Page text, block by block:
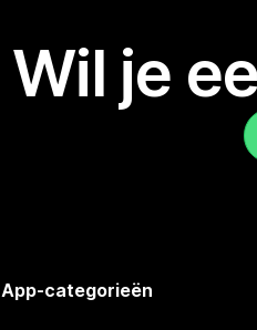
Wil je
App-categorieën